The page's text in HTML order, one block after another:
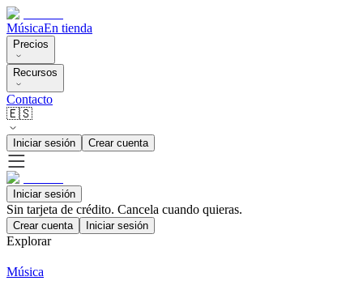
MúsicaEn tienda
Precios
Recursos
Contacto
🇪🇸
Iniciar sesión Crear cuenta
Iniciar sesión
Sin tarjeta de crédito. Cancela cuando quieras.
Crear cuenta Iniciar sesión
Explorar
Música